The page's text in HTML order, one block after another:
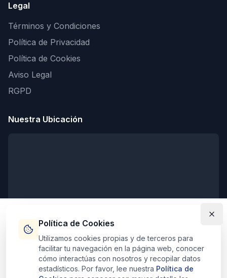
Legal
Términos y Condiciones
Política de Privacidad
Política de Cookies
Aviso Legal
RGPD
Nuestra Ubicación
Horarios de Atención
Lunes - Viernes:
9:00 - 20:00
Política de Cookies
Utilizamos cookies propias y de terceros para
facilitar tu navegación en la página web, conocer
cómo interactúas con nosotros y recopilar datos
estadísticos. Por favor, lee nuestra Política de